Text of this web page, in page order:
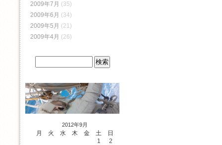
2009年7月 (35)
2009年6月 (34)
2009年5月 (21)
2009年4月 (26)
2012年9月
月 火 水 木 金 土
日
1
2